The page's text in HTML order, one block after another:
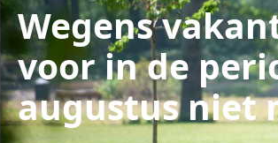
Wegens
voor in de
augustus niet